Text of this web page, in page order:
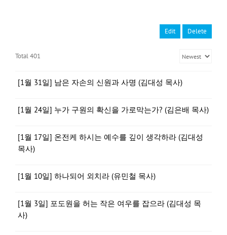
Edit Delete
Total 401
[1월 31일] 남은 자손의 신원과 사명 (김대성 목사)
[1월 24일] 누가 구원의 확신을 가로막는가? (김은배 목사)
[1월 17일] 온전케 하시는 예수를 깊이 생각하라 (김대성
목사)
[1월 10일] 하나되어 외치라 (유민철 목사)
[1월 3일] 포도원을 허는 작은 여우를 잡으라 (김대성 목
사)